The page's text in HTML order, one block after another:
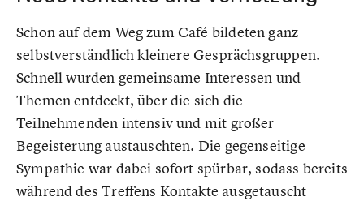
Schon auf dem Weg zum Café bildeten ganz
selbstverständlich kleinere Gesprächsgruppen.
Schnell wurden gemeinsame Interessen und
Themen entdeckt, über die sich die
Teilnehmenden intensiv und mit großer
Begeisterung austauschten. Die gegenseitige
Sympathie war dabei sofort spürbar, sodass bereits
während des Treffens Kontakte ausgetauscht